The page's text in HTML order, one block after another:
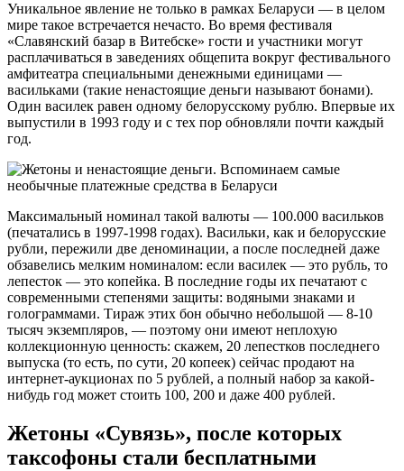
Уникальное явление не только в рамках Беларуси — в целом
мире такое встречается нечасто. Во время фестиваля
«Славянский базар в Витебске» гости и участники могут
расплачиваться в заведениях общепита вокруг фестивального
амфитеатра специальными денежными единицами —
васильками (такие ненастоящие деньги называют бонами).
Один василек равен одному белорусскому рублю. Впервые их
выпустили в 1993 году и с тех пор обновляли почти каждый
год.
Максимальный номинал такой валюты — 100.000 васильков
(печатались в 1997-1998 годах). Васильки, как и белорусские
рубли, пережили две деноминации, а после последней даже
обзавелись мелким номиналом: если василек — это рубль, то
лепесток — это копейка. В последние годы их печатают с
современными степенями защиты: водяными знаками и
голограммами. Тираж этих бон обычно небольшой — 8-10
тысяч экземпляров, — поэтому они имеют неплохую
коллекционную ценность: скажем, 20 лепестков последнего
выпуска (то есть, по сути, 20 копеек) сейчас продают на
интернет-аукционах по 5 рублей, а полный набор за какой-
нибудь год может стоить 100, 200 и даже 400 рублей.
Жетоны «Сувязь», после которых
таксофоны стали бесплатными